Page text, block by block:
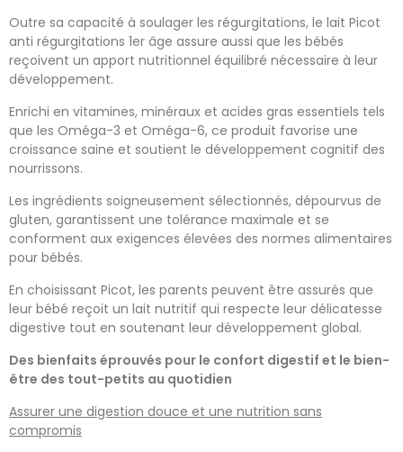
Outre sa capacité à soulager les régurgitations, le lait Picot
anti régurgitations 1er âge assure aussi que les bébés
reçoivent un apport nutritionnel équilibré nécessaire à leur
développement.
Enrichi en vitamines, minéraux et acides gras essentiels tels
que les Oméga-3 et Oméga-6, ce produit favorise une
croissance saine et soutient le développement cognitif des
nourrissons.
Les ingrédients soigneusement sélectionnés, dépourvus de
gluten, garantissent une tolérance maximale et se
conforment aux exigences élevées des normes alimentaires
pour bébés.
En choisissant Picot, les parents peuvent être assurés que
leur bébé reçoit un lait nutritif qui respecte leur délicatesse
digestive tout en soutenant leur développement global.
Des bienfaits éprouvés pour le confort digestif et le bien-
être des tout-petits au quotidien
Assurer une digestion douce et une nutrition sans
compromis